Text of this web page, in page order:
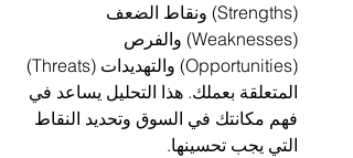
(Strengths) ونقاط الضعف
(Weaknesses) والفرص
(Opportunities) والتهديدات (Threats)
المتعلقة بعملك. هذا التحليل يساعد في
فهم مكانتك في السوق وتحديد النقاط
التي يجب تحسينها.